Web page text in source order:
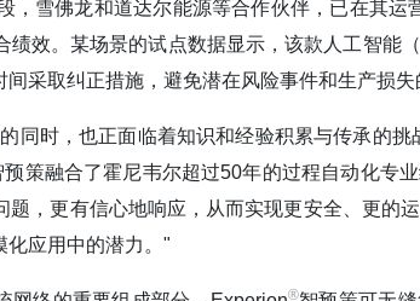
雪佛龙和道达尔能源等合作伙伴，已在其运
效。某场景的试点数据显示，该款人工智能
采取纠正措施，避免潜在风险事件和生产损失
同时，也正面临着知识和经验积累与传承的
预策融合了霍尼韦尔超过50年的过程自动化专
，更有信心地响应，从而实现更安全、更的
化应用中的潜力。"
®️